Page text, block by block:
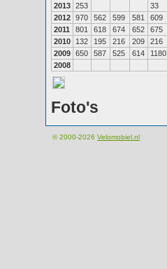
2013 253 33
2012 970 562 599 581 609
2011
801 618 674 652 675
2010
132 195 216 209 216
2009 650 587 525 614 1180
2008
Foto's
© 2000-2026 Velomobiel.nl